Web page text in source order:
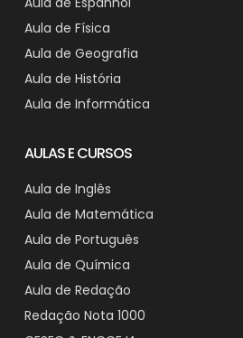
Aula de Física
Aula de Geografia
Aula de História
Aula de Informática
AULAS E CURSOS
Aula de Inglês
Aula de Matemática
Aula de Português
Aula de Química
Aula de Redação
Redação Nota 1000